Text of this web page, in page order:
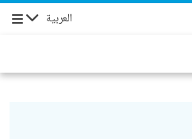
العربية التنقل